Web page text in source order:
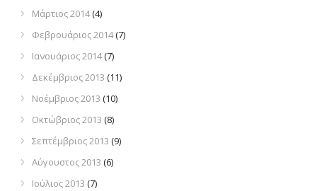
Μάρτιος 2014(4)
Φεβρουάριος 2014(7)
Ιανουάριος 2014(7)
Δεκέμβριος 2013 (11)
Νοέμβριος 2013 (10)
Οκτώβριος 2013 (8)
Σεπτέμβριος 2013 (9)
Αύγουστος 2013 (6)
Ιούλιος 2013 (7)